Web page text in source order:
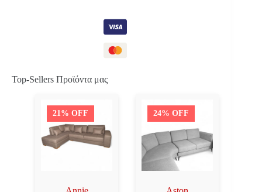
Top-Sellers Προϊόντα μας
21% OFF 24% OFF